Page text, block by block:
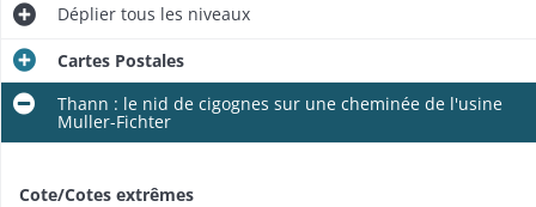
Déplier tous les niveaux
Cartes Postales
Thann : le nid de cigognes sur une cheminée de l'usine
Muller-Fichter
Cote/Cotes extrêmes